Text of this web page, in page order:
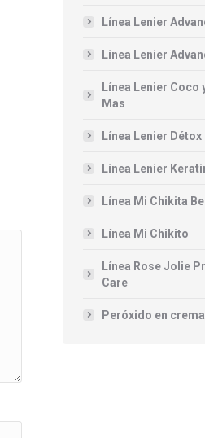
Línea Lenier
Línea Lenier
Línea Lenier Coco
Mas
Línea Lenier Détox
Línea Lenier
Línea Mi Chikita
Línea Mi Chikito
Línea Rose Jolie
Care
Peróxido en